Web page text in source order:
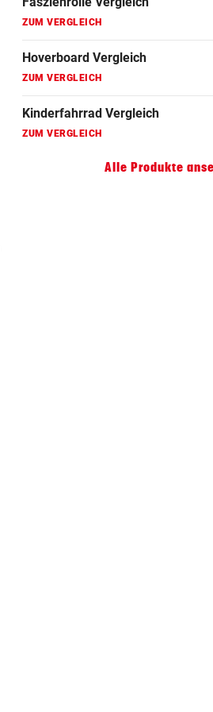
ZUM VERGLEICH
Elektro-Scooter Vergleich
ZUM VERGLEICH
Ergometer Vergleich
ZUM VERGLEICH
Alle Produkte